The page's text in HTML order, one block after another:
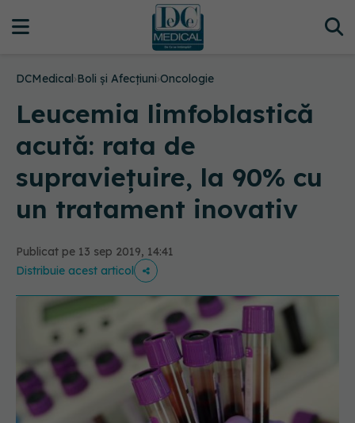
DCMedical›Boli și Afecțiuni›Oncologie
Leucemia limfoblastică
acută: rata de
supraviețuire, la 90% cu
un tratament inovativ
Publicat pe 13 sep 2019, 14:41
Distribuie acest articol